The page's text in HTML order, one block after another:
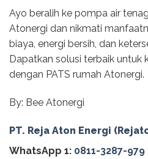
Ayo beralih ke pompa air
Atonergi dan nikmati
biaya, energi bersih, dan
Dapatkan solusi terbaik untuk
dengan PATS rumah Atonergi.
By: Bee Atonergi
PT. Reja Aton Energi
WhatsApp 1: 0811-3287-979